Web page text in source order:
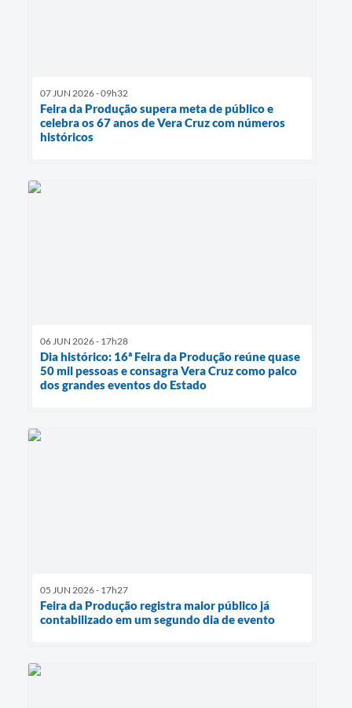
07 JUN 2026 - 09h32
Feira da Produção supera meta de público e
celebra os 67 anos de Vera Cruz com números
históricos
06 JUN 2026 - 17h28
Dia histórico: 16ª Feira da Produção reúne quase
50 mil pessoas e consagra Vera Cruz como palco
dos grandes eventos do Estado
05 JUN 2026 - 17h27
Feira da Produção registra maior público já
contabilizado em um segundo dia de evento